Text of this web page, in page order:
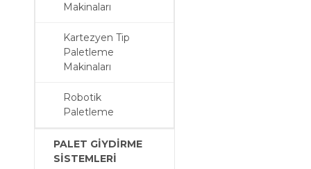
Makinaları
Kartezyen Tip
Paletleme
Makinaları
Robotik
Paletleme
PALET GİYDİRME
SİSTEMLERİ